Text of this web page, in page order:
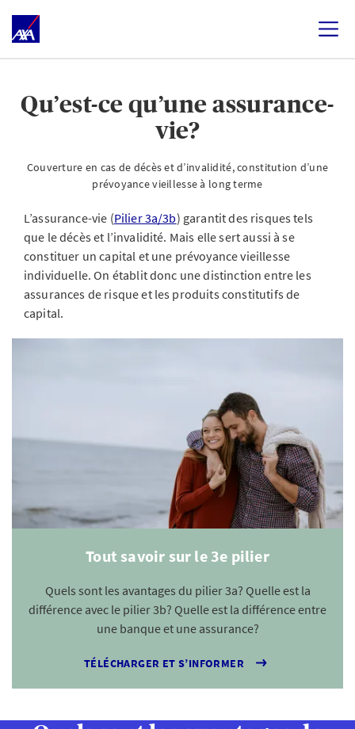
Qu’est-ce qu’une assurance-
vie?
Couverture en cas de décès et d’invalidité, constitution d’une
prévoyance vieillesse à long terme
L’assurance-vie (Pilier 3a/3b) garantit des risques tels
que le décès et l’invalidité. Mais elle sert aussi à se
constituer un capital et une prévoyance vieillesse
individuelle. On établit donc une distinction entre les
assurances de risque et les produits constitutifs de
capital.
Tout savoir sur le 3e pilier
Quels sont les avantages du pilier 3a? Quelle est la
différence avec le pilier 3b? Quelle est la différence entre
une banque et une assurance?
TÉLÉCHARGER ET S’INFORMER